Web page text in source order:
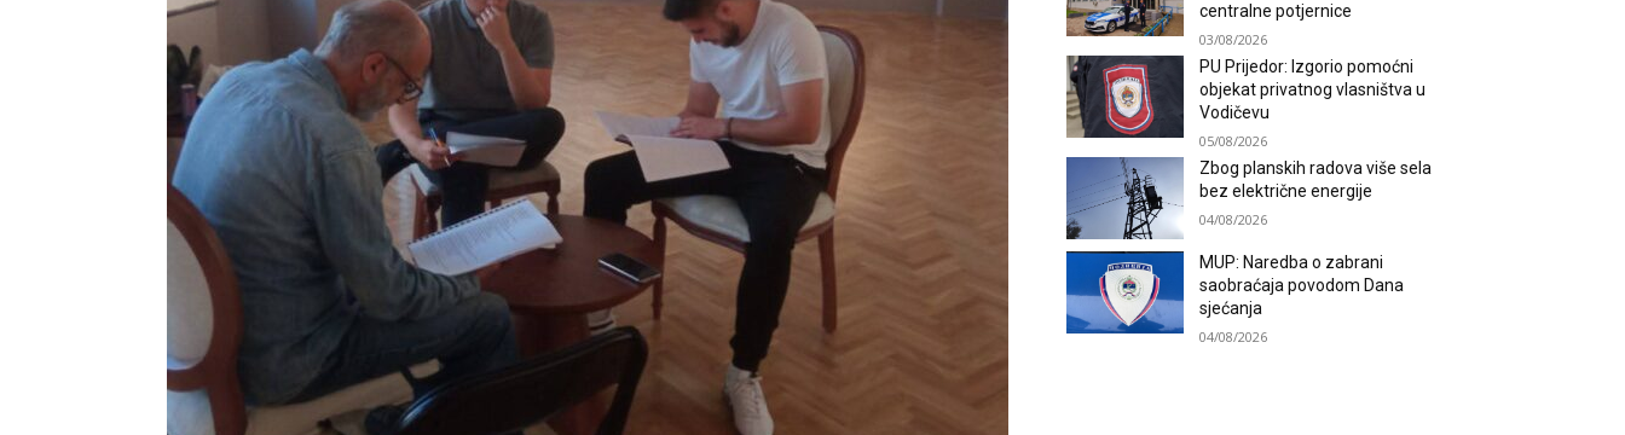
centralne potjernice
03/08/2026
PU Prijedor: Izgorio pomoćni
objekat privatnog vlasništva u
Vodičevu
05/08/2026
Zbog planskih radova više sela
bez električne energije
04/08/2026
MUP: Naredba o zabrani
saobraćaja povodom Dana
sjećanja
04/08/2026